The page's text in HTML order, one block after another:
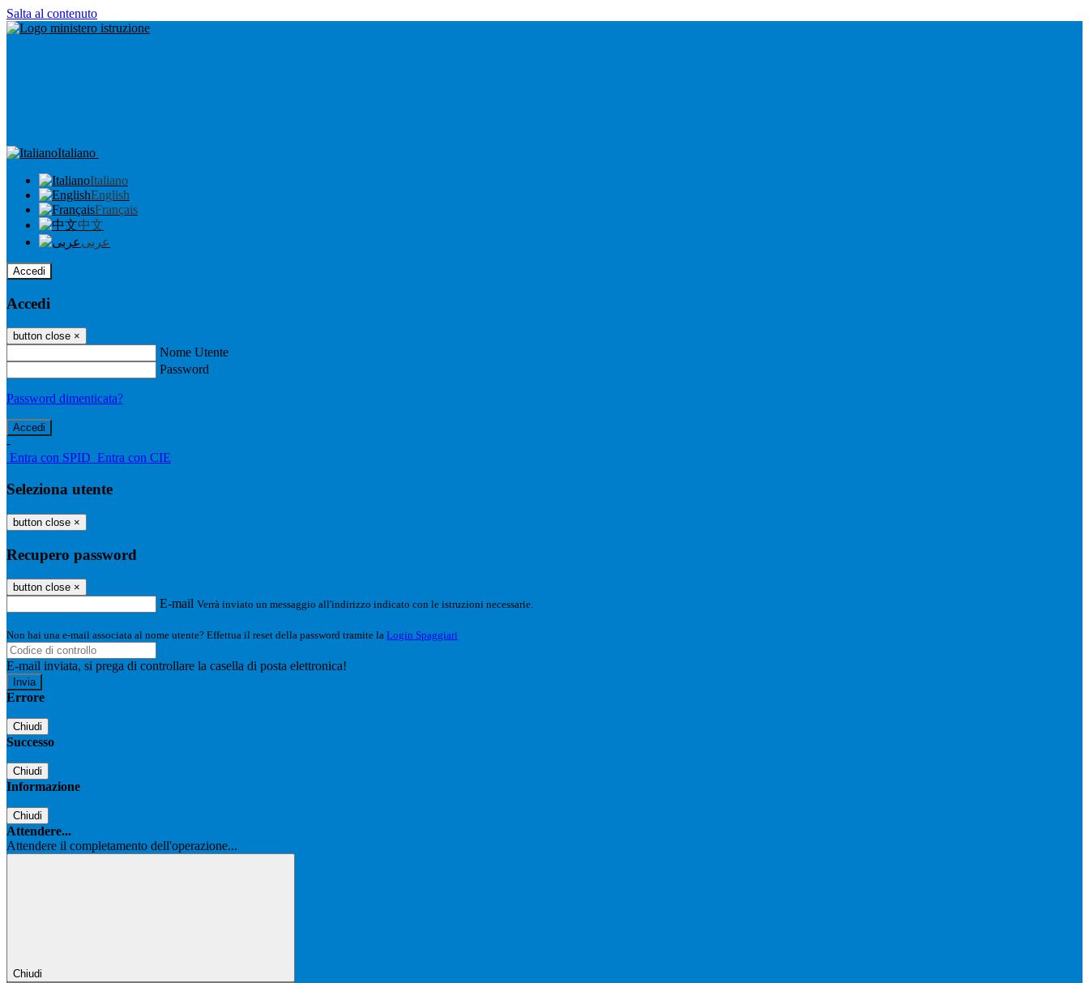
Salta al contenuto
Italiano
Italiano
English
Français
中文
عربى
Accedi
Accedi
button close ×
Nome Utente
Password
Password dimenticata?
-
Entra con SPID Entra con CIE
Seleziona utente
button close ×
Recupero password
button close ×
E-mail Verrà inviato un messaggio all'indirizzo indicato con le istruzioni necessarie.
Non hai una e-mail associata al nome utente? Effettua il reset della password tramite la Login Spaggiari
E-mail inviata, si prega di controllare la casella di posta elettronica!
Errore
Chiudi
Successo
Chiudi
Informazione
Chiudi
Attendere...
Attendere il completamento dell'operazione...
Chiudi